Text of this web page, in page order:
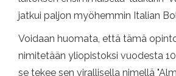
jatkui paljon myöhemmin Italian
Voidaan huomata, että tämä
nimitetään yliopistoksi vuodesta
se tekee sen virallisella nimellä